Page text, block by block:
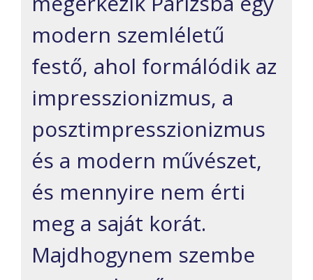
modern szemléletű
festő, ahol formálódik az
impresszionizmus, a
posztimpresszionizmus
és a modern művészet,
és mennyire nem érti
meg a saját korát.
Majdhogynem szembe